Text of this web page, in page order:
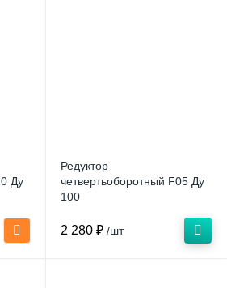
Ду
Редуктор
четвертьоборотный F05 Ду
100
2 280 ₽ /шт